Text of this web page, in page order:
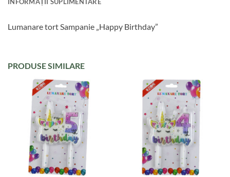
Lumanare tort Sampanie „Happy Birthday”
PRODUSE SIMILARE